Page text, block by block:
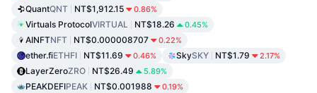
QuantQNT NT$1,912.15 0.86%
Virtuals ProtocolVIRTUAL NT$18.26 0.45%
AINFTNFT NT$0.000008707 0.22%
ether.fiETHFI NT$11.69 0.46% SkySKY NT$1.79 2.17%
LayerZeroZRO NT$26.49 5.89%
PEAKDEFIPEAK NT$0.001988 0.19%